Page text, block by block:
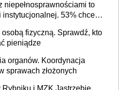
niepełnosprawnościami to
53% chce
osobą fizyczną. Sprawdź, kto
pieniądze
organów. Koordynacja
sprawach złożonych
i MZK Jastrzębie.